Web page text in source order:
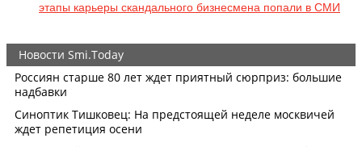
этапы карьеры скандального бизнесмена попали в СМИ